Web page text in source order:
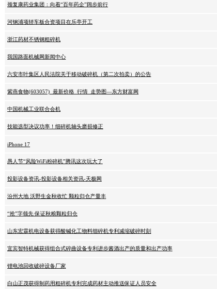
颈复康药业集团：向着“百年药企”阔步前行
河钢浦项轿车板合资项目在乐亭开工
浙江药材不锈钢粗碎机
我国路面机械网新闻中心
六安市叶集区人民法院关于移动破碎机（第二次拍卖）的公告
紫燕食物(603057)_最新价格_行情_走势图—东方财富网
中国机械工业联合会机
技能选型决议功率！细碎机轴头磨损修正
iPhone 17
愚人节“风险WiFi粉碎机”腾讯这次玩大了
投影设备资讯-投影设备相关资讯-天极网
汾州大地 沃野生金秋收忙 颗粒归仓产量丰
“抢”字领先 保证秋粮颗粒归仓
山东宏霖机电设备获得酸碱化工物料细碎机专利减缩破碎时刻
宜宾智特机械获得组合式碎曲设备专利进步酱酒出产的质量和出产功率
锂电池回收破碎设备厂家
白山正茂获得制药用粗碎机专利完成药材主动推送保证人员安全